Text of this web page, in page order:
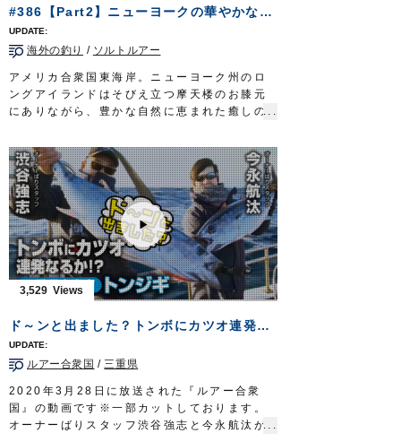
放送日 2019年10月20日
■タックル
竿：タチウオ専用ロッド 6ft6in
リール：小型電動リール
道糸：PE 2号
リーダー：フロロ 12号
テンヤ：
掛獲船太刀魚テンヤグロー 40号
オーナーばりwebsite
http://www.owner.co.jp
#386【Part2】ニューヨークの華やかなるショアゲーム～ヒラメを求めてロングアイランドを行く～
海外の釣り / ソルトルアー
アメリカ合衆国東海岸。ニューヨーク州のロ
ングアイランドはそびえ立つ摩天楼のお膝元
にありながら、豊かな自然に恵まれた癒しの
海鳥群れるフィールドにルアーを放ち、フル
ーク＝ヒラメを追い求める。
挑むのはショアからのソルトルアーの使い
手、堀田光哉さん。
釣り初日。戸惑いながらも、徐々に現地に適
応。目指すフルークを追い詰めていく。
そして…ついに念願の一枚を手にする。
華やかなる香りに満ちたニューヨークのショ
アゲーム。
大都会のオアシス、ロングアイランドにスポ
タックル①
ロッド：サーフロッド MST 10ft8in
リール：4000番クラス XG スピニングリー
メインライン：PE 1号（8本ヨリ）
リーダー：フロロ 25lb
インチク系ルアー 25g
3,529
ド～ンと出ました？トンボにカツオ連発なるか！？
ルアー合衆国 / 三重県
2020年3月28日に放送された『ルアー合衆
国』の動画です※一部カットしております。
オーナーばりスタッフ渋谷強志と今永航汰が